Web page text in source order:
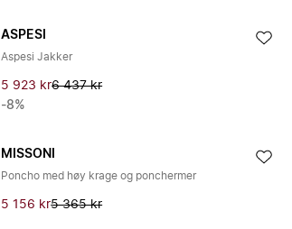
ASPESI
Aspesi Jakker
5 923 kr6 437 kr
-8%
MISSONI
Poncho med høy krage og ponchermer
5 156 kr5 365 kr